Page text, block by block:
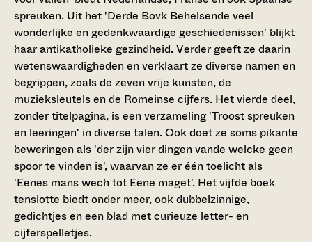
spreuken. Uit het 'Derde Bovk Behelsende veel
wonderlijke en gedenkwaardige geschiedenissen' blijkt
haar antikatholieke gezindheid. Verder geeft ze daarin
wetenswaardigheden en verklaart ze diverse namen en
begrippen, zoals de zeven vrije kunsten, de
muzieksleutels en de Romeinse cijfers. Het vierde deel,
zonder titelpagina, is een verzameling 'Troost spreuken
en leeringen' in diverse talen. Ook doet ze soms pikante
beweringen als 'der zijn vier dingen vande welcke geen
spoor te vinden is', waarvan ze er één toelicht als
'Eenes mans wech tot Eene maget'. Het vijfde boek
tenslotte biedt onder meer, ook dubbelzinnige,
gedichtjes en een blad met curieuze letter- en
cijferspelletjes.